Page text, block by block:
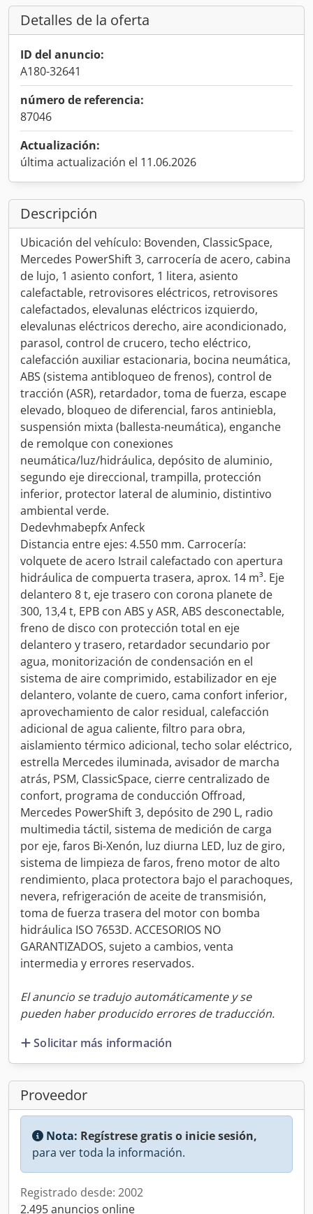
Detalles de la oferta
ID del anuncio:
A180-32641
número de referencia:
87046
Actualización:
última actualización el 11.06.2026
Descripción
Ubicación del vehículo: Bovenden, ClassicSpace,
Mercedes PowerShift 3, carrocería de acero, cabina
de lujo, 1 asiento confort, 1 litera, asiento
calefactable, retrovisores eléctricos, retrovisores
calefactados, elevalunas eléctricos izquierdo,
elevalunas eléctricos derecho, aire acondicionado,
parasol, control de crucero, techo eléctrico,
calefacción auxiliar estacionaria, bocina neumática,
ABS (sistema antibloqueo de frenos), control de
tracción (ASR), retardador, toma de fuerza, escape
elevado, bloqueo de diferencial, faros antiniebla,
suspensión mixta (ballesta-neumática), enganche
de remolque con conexiones
neumática/luz/hidráulica, depósito de aluminio,
segundo eje direccional, trampilla, protección
inferior, protector lateral de aluminio, distintivo
ambiental verde.
Dedevhmabepfx Anfeck
Distancia entre ejes: 4.550 mm. Carrocería:
volquete de acero Istrail calefactado con apertura
hidráulica de compuerta trasera, aprox. 14 m³. Eje
delantero 8 t, eje trasero con corona planete de
300, 13,4 t, EPB con ABS y ASR, ABS desconectable,
freno de disco con protección total en eje
delantero y trasero, retardador secundario por
agua, monitorización de condensación en el
sistema de aire comprimido, estabilizador en eje
delantero, volante de cuero, cama confort inferior,
aprovechamiento de calor residual, calefacción
adicional de agua caliente, filtro para obra,
aislamiento térmico adicional, techo solar eléctrico,
estrella Mercedes iluminada, avisador de marcha
atrás, PSM, ClassicSpace, cierre centralizado de
confort, programa de conducción Offroad,
Mercedes PowerShift 3, depósito de 290 L, radio
multimedia táctil, sistema de medición de carga
por eje, faros Bi-Xenón, luz diurna LED, luz de giro,
sistema de limpieza de faros, freno motor de alto
rendimiento, placa protectora bajo el parachoques,
nevera, refrigeración de aceite de transmisión,
toma de fuerza trasera del motor con bomba
hidráulica ISO 7653D. ACCESORIOS NO
GARANTIZADOS, sujeto a cambios, venta
intermedia y errores reservados.
El anuncio se tradujo automáticamente y se
pueden haber producido errores de traducción.
Solicitar más información
Proveedor
Nota: Regístrese gratis o inicie sesión,
para ver toda la información.
Registrado desde: 2002
2.495 anuncios online